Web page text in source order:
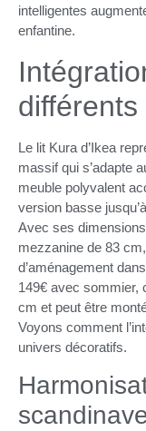
intelligentes
enfantine.
Le lit Kura d’Ikea
massif qui s’adapte
meuble polyvalent
version basse
Avec ses
mezzanine de 83
d’aménagement
149€ avec sommier,
cm et peut être
Voyons comment
univers décoratifs.